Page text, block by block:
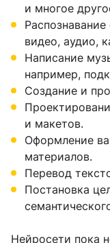
и многое
видео, аудио,
Написание
например,
Создание и
и макетов.
Оформление
материалов.
Перевод
Постановка
Нейросети пока